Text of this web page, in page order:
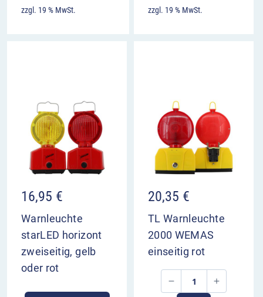
zzgl. 19 % MwSt.
zzgl. 19 % MwSt.
16,95 €
Warnleuchte
starLED horizont
zweiseitig, gelb
oder rot
20,35 €
TL Warnleuchte
2000 WEMAS
einseitig rot